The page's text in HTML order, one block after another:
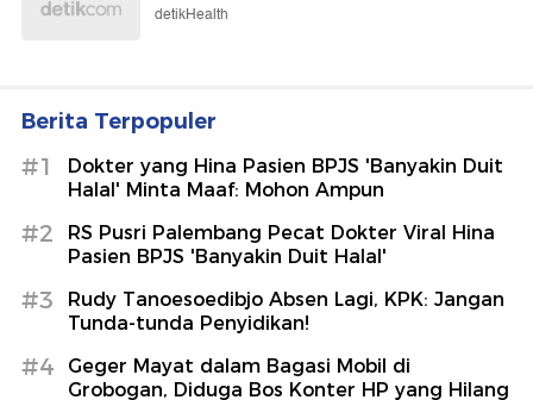
detikHealth
Berita Terpopuler
#1
Dokter yang Hina Pasien BPJS 'Banyakin Duit
Halal' Minta Maaf: Mohon Ampun
#2
RS Pusri Palembang Pecat Dokter Viral Hina
Pasien BPJS 'Banyakin Duit Halal'
#3
Rudy Tanoesoedibjo Absen Lagi, KPK: Jangan
Tunda-tunda Penyidikan!
#4
Geger Mayat dalam Bagasi Mobil di
Grobogan, Diduga Bos Konter HP yang Hilang